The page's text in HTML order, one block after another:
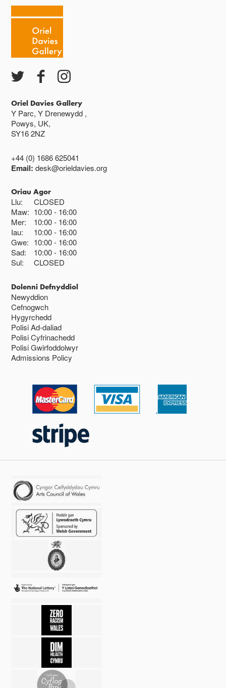
Caffi yn cau am 3
Ac eithrio digwyddiadau arbennig
Gwyliau banc ar gau
Oriel Davies Gallery
Y Parc, Y Drenewydd ,
Powys, UK,
SY16 2NZ
+44 (0) 1686 625041
Email:desk@orieldavies.org
Oriau Agor
Llu:
CLOSED
Maw: 10:00 16:00
Mer:
10:00 16:00
Iau:
10:00 16:00
Gwe: 10:00 16:00
Sad:
10:00 16:00
Sul:
CLOSED
Dolenni Defnyddiol
Newyddion
Cefnogwch
Hygyrchedd
Polisi Ad-daliad
Polisi Cyfrinachedd
Polisi Gwirfoddolwyr
Admissions Policy